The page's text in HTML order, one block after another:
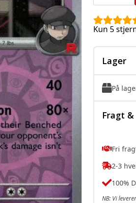
-
080/182
-
Reverse
Kun 5
Lager
På
Fragt
Fri
2-3
100%
NB: Vi